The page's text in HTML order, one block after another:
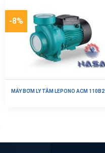
-8%
MÁY BƠM LY TÂM LEPONO ACM 110B2